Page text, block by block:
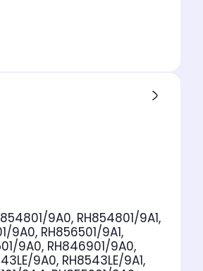
9A0, RH854801/9A1,
9A0, RH856501/9A1,
9A0, RH846901/9A0,
9A0, RH8543LE/9A1,